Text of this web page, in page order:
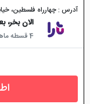
آدرس : چهارراه فلسطین،
الان بخر،
4 قسطه ماهانه بدون سود